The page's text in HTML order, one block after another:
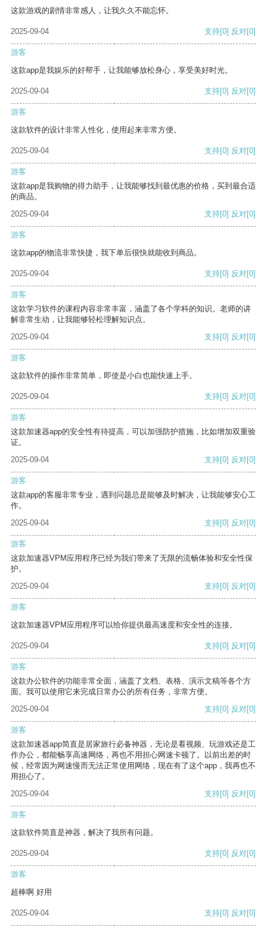
这款游戏的剧情非常感人，让我久久不能忘怀。
2025-09-04 支持[0] 反对[0]
游客
这款app是我娱乐的好帮手，让我能够放松身心，享受美好时光。
2025-09-04 支持[0] 反对[0]
游客
这款软件的设计非常人性化，使用起来非常方便。
2025-09-04 支持[0] 反对[0]
游客
这款app是我购物的得力助手，让我能够找到最优惠的价格，买到最合适
的商品。
2025-09-04
支持[0] 反对[0]
游客
这款app的物流非常快捷，我下单后很快就能收到商品。
2025-09-04 支持[0] 反对[0]
游客
这款学习软件的课程内容非常丰富，涵盖了各个学科的知识。老师的讲
解非常生动，让我能够轻松理解知识点。
2025-09-04
支持[0] 反对[0]
游客
这款软件的操作非常简单，即使是小白也能快速上手。
2025-09-04 支持[0] 反对[0]
游客
这款加速器app的安全性有待提高，可以加强防护措施，比如增加双重验
证。
2025-09-04
支持[0] 反对[0]
游客
这款app的客服非常专业，遇到问题总是能够及时解决，让我能够安心工
作。
2025-09-04
支持[0] 反对[0]
游客
这款加速器VPM应用程序已经为我们带来了无限的流畅体验和安全性保
护。
2025-09-04
支持[0] 反对[0]
游客
这款加速器VPM应用程序可以给你提供最高速度和安全性的连接。
2025-09-04 支持[0] 反对[0]
游客
这款办公软件的功能非常全面，涵盖了文档、表格、演示文稿等各个方
面。我可以使用它来完成日常办公的所有任务，非常方便。
2025-09-04
支持[0] 反对[0]
游客
这款加速器app简直是居家旅行必备神器，无论是看视频、玩游戏还是工
作办公，都能畅享高速网络，再也不用担心网速卡顿了。以前出差的时
候，经常因为网速慢而无法正常使用网络，现在有了这个app，我再也不
用担心了。
2025-09-04
支持[0] 反对[0]
游客
这款软件简直是神器，解决了我所有问题。
2025-09-04 支持[0] 反对[0]
游客
超棒啊 好用
2025-09-04 支持[0] 反对[0]